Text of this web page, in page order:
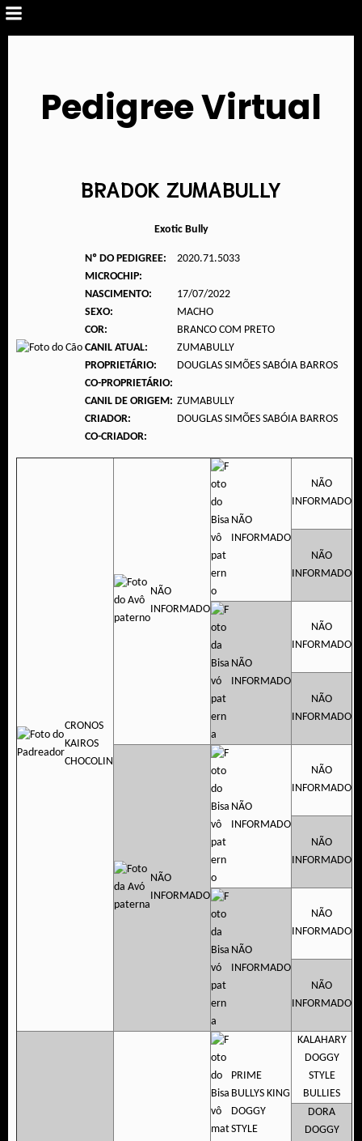
Pedigree Virtual
BRADOK ZUMABULLY
Exotic Bully
Nº DO PEDIGREE:
2020.71.5033
MICROCHIP:
NASCIMENTO:
17/07/2022
SEXO:
MACHO
COR:
BRANCO COM PRETO
CANIL ATUAL:
ZUMABULLY
PROPRIETÁRIO:
DOUGLAS SIMÕES SABÓIA BARROS
CO-PROPRIETÁRIO:
CANIL DE ORIGEM: ZUMABULLY
CRIADOR:
DOUGLAS SIMÕES SABÓIA BARROS
CO-CRIADOR:
CRONOS
KAIROS
CHOCOLIN
NÃO
INFORMADO
NÃO
INFORMADO
NÃO
INFORMADO
NÃO
INFORMADO
NÃO
INFORMADO
NÃO
INFORMADO
NÃO
INFORMADO
NÃO
INFORMADO
NÃO
INFORMADO
NÃO
INFORMADO
NÃO
INFORMADO
NÃO
INFORMADO
NÃO
INFORMADO
NÃO
INFORMADO
PRIME
BULLYS KING
DOGGY
STYLE
KALAHARY
DOGGY
STYLE
BULLIES
DORA
DOGGY